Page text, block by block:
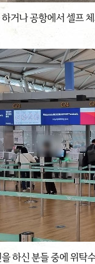
거나 공항에서 셀프
하신 분들 중에 위